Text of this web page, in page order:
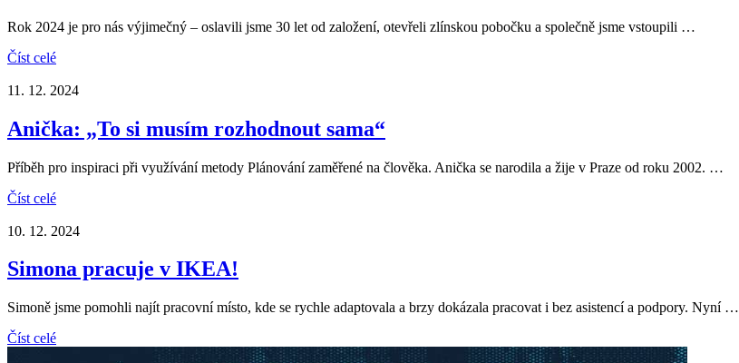
Rok 2024 je pro nás výjimečný – oslavili jsme 30 let od založení, otevřeli zlínskou pobočku a společně jsme vstoupili …
Číst celé
11. 12. 2024
Anička: „To si musím rozhodnout sama“
Příběh pro inspiraci při využívání metody Plánování zaměřené na člověka. Anička se narodila a žije v Praze od roku 2002. …
Číst celé
10. 12. 2024
Simona pracuje v IKEA!
Simoně jsme pomohli najít pracovní místo, kde se rychle adaptovala a brzy dokázala pracovat i bez asistencí a podpory. Nyní …
Číst celé